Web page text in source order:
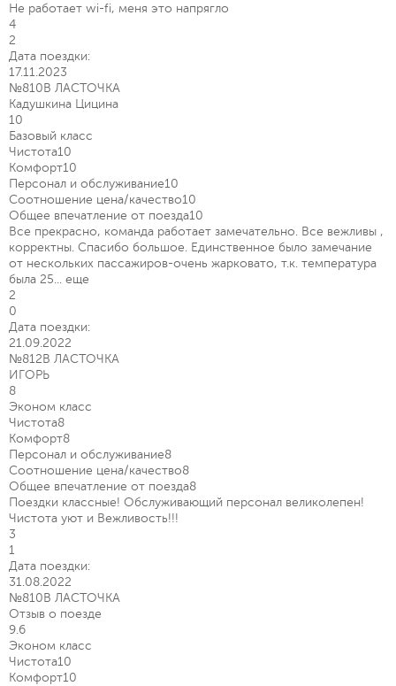
Не работает wi-fi, меня это напрягло
4
2
Дата поездки:
17.11.2023
№810В ЛАСТОЧКА
Кадушкина Цицина
10
Базовый класс
Чистота10
Комфорт10
Персонал и обслуживание10
Соотношение цена/качество10
Общее впечатление от поезда10
Все прекрасно, команда работает замечательно. Все вежливы ,
корректны. Спасибо большое. Единственное было замечание
от нескольких пассажиров-очень жарковато, т.к. температура
была 25... еще
2
0
Дата поездки:
21.09.2022
№812В ЛАСТОЧКА
ИГОРЬ
8
Эконом класс
Чистота8
Комфорт8
Персонал и обслуживание8
Соотношение цена/качество8
Общее впечатление от поезда8
Поездки классные! Обслуживающий персонал великолепен!
Чистота уют и Вежливость!!!
3
1
Дата поездки:
31.08.2022
№810В ЛАСТОЧКА
Отзыв о поезде
9.6
Эконом класс
Чистота10
Комфорт10